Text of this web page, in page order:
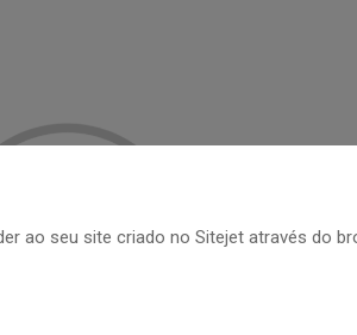
ao seu site criado no Sitejet através do